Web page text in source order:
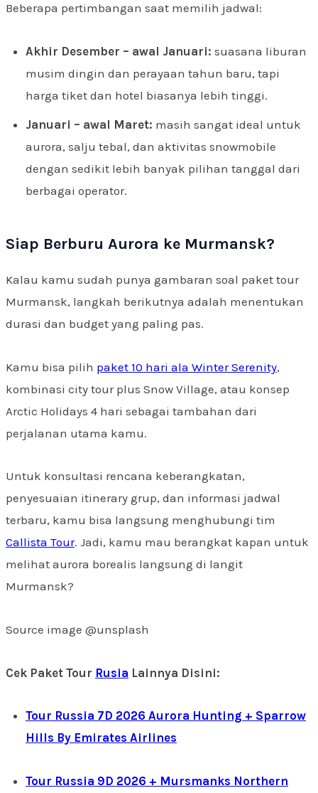
Beberapa pertimbangan saat memilih jadwal:
Akhir Desember – awal Januari: suasana liburan
musim dingin dan perayaan tahun baru, tapi
harga tiket dan hotel biasanya lebih tinggi.
Januari – awal Maret: masih sangat ideal untuk
aurora, salju tebal, dan aktivitas snowmobile
dengan sedikit lebih banyak pilihan tanggal dari
berbagai operator.
Siap Berburu Aurora ke Murmansk?
Kalau kamu sudah punya gambaran soal paket tour
Murmansk, langkah berikutnya adalah menentukan
durasi dan budget yang paling pas.
Kamu bisa pilih paket 10 hari ala Winter Serenity,
kombinasi city tour plus Snow Village, atau konsep
Arctic Holidays 4 hari sebagai tambahan dari
perjalanan utama kamu.
Untuk konsultasi rencana keberangkatan,
penyesuaian itinerary grup, dan informasi jadwal
terbaru, kamu bisa langsung menghubungi tim
Callista Tour. Jadi, kamu mau berangkat kapan untuk
melihat aurora borealis langsung di langit
Murmansk?
Source image @unsplash
Cek Paket Tour Rusia Lainnya Disini:
Tour Russia 7D 2026 Aurora Hunting + Sparrow
Hills By Emirates Airlines
Tour Russia 9D 2026 + Mursmanks Northern